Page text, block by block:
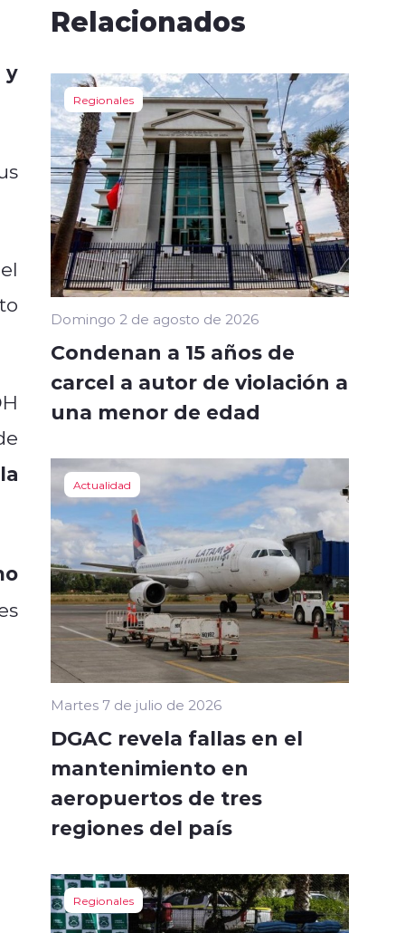
y
Relacionados
Regionales
Domingo 2 de agosto de 2026
Condenan a 15 años de
carcel a autor de violación a
una menor de edad
Actualidad
Martes 7 de julio de 2026
DGAC revela fallas en el
mantenimiento en
aeropuertos de tres
regiones del país
Regionales